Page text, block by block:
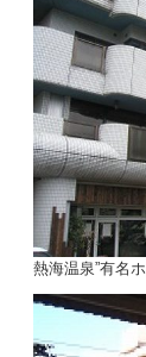
熱海温泉”有名